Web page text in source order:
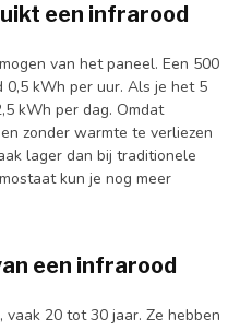
een infrarood
van het paneel. Een 500
kWh per uur. Als je het 5
kWh per dag. Omdat
zonder warmte te verliezen
lager dan bij traditionele
kun je nog meer
een infrarood
20 tot 30 jaar. Ze hebben